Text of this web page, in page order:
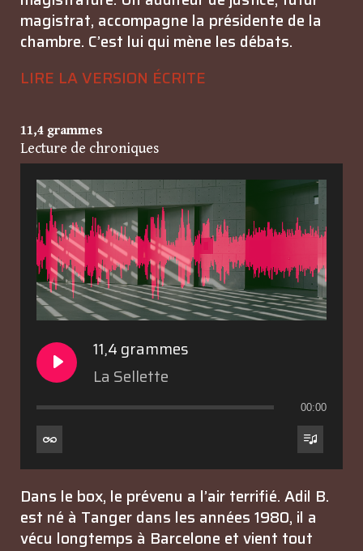
magistrat, accompagne la présidente de la
chambre. C’est lui qui mène les débats.
LIRE LA VERSION ÉCRITE
11,4 grammes
Lecture de chroniques
11,4 grammes
La Sellette
00:00
Dans le box, le prévenu a l’air terrifié. Adil B.
est né à Tanger dans les années 1980, il a
vécu longtemps à Barcelone et vient tout